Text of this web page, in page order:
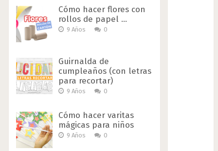
Cómo hacer flores con
rollos de papel …
9 Años 0
Guirnalda de
cumpleaños (con letras
para recortar)
9 Años 0
Cómo hacer varitas
mágicas para niños
9 Años 0